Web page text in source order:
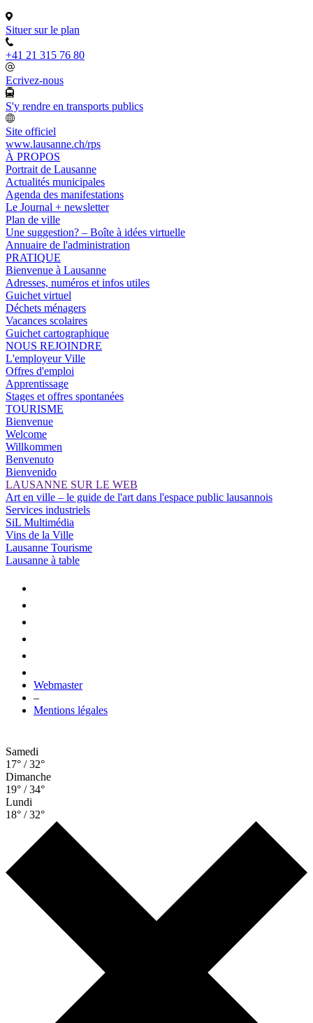
Situer sur le plan
+41 21 315 76 80
Ecrivez-nous
S'y rendre en transports publics
Site officiel
www.lausanne.ch/rps
À PROPOS
Portrait de Lausanne
Actualités municipales
Agenda des manifestations
Le Journal + newsletter
Plan de ville
Une suggestion? – Boîte à idées virtuelle
Annuaire de l'administration
PRATIQUE
Bienvenue à Lausanne
Adresses, numéros et infos utiles
Guichet virtuel
Déchets ménagers
Vacances scolaires
Guichet cartographique
NOUS REJOINDRE
L'employeur Ville
Offres d'emploi
Apprentissage
Stages et offres spontanées
TOURISME
Bienvenue
Welcome
Willkommen
Benvenuto
Bienvenido
LAUSANNE SUR LE WEB
Art en ville – le guide de l'art dans l'espace public lausannois
Services industriels
SiL Multimédia
Vins de la Ville
Lausanne Tourisme
Lausanne à table
Webmaster
–
Mentions légales
Samedi
17° / 32°
Dimanche
19° / 34°
Lundi
18° / 32°